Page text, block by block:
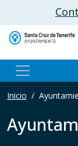
Pasar al
Inicio